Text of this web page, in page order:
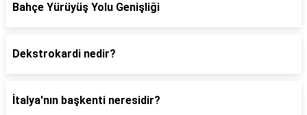
Bahçe Yürüyüş Yolu Genişliği
Dekstrokardi nedir?
İtalya'nın başkenti neresidir?